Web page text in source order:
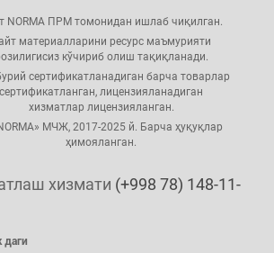
NORMA ПРМ томонидан ишлаб чиқилган.
материалларини ресурс маъмурияти
кўчириб олиш тақиқланади.
сертификатланадиган барча товарлар
сертификатланган, лицензияланадиган
хизматлар лицензияланган.
МЧЖ, 2017-2025 й. Барча ҳуқуқлар
ҳимояланган.
хизмати (+998 78) 148-11-
даги